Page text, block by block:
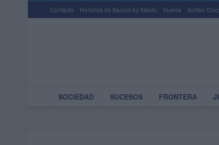
Contacto Horarios de Barcos by Kikoto Vuelos Sorteo
SOCIEDAD SUCESOS FRONTERA